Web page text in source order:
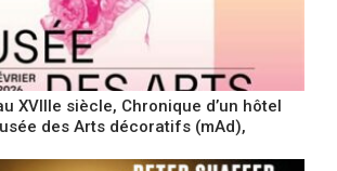
XVIIIe siècle, Chronique d’un hôtel
des Arts décoratifs (mAd),